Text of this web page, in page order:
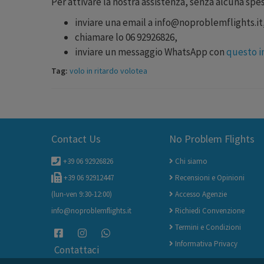
inviare una email a
chiamare lo 06 92926826,
inviare un messaggio WhatsApp conquesto
Tag: volo in ritardo volotea
Contact Us
+39 06 92926826
+39 06 92912447
(lun-ven 9:30-12:00)
info@noproblemflights.it
Contattaci
No Problem Flights
Chi siamo
Recensioni e Opinioni
Accesso Agenzie
Richiedi Convenzione
Termini e Condizioni
Informativa Privacy